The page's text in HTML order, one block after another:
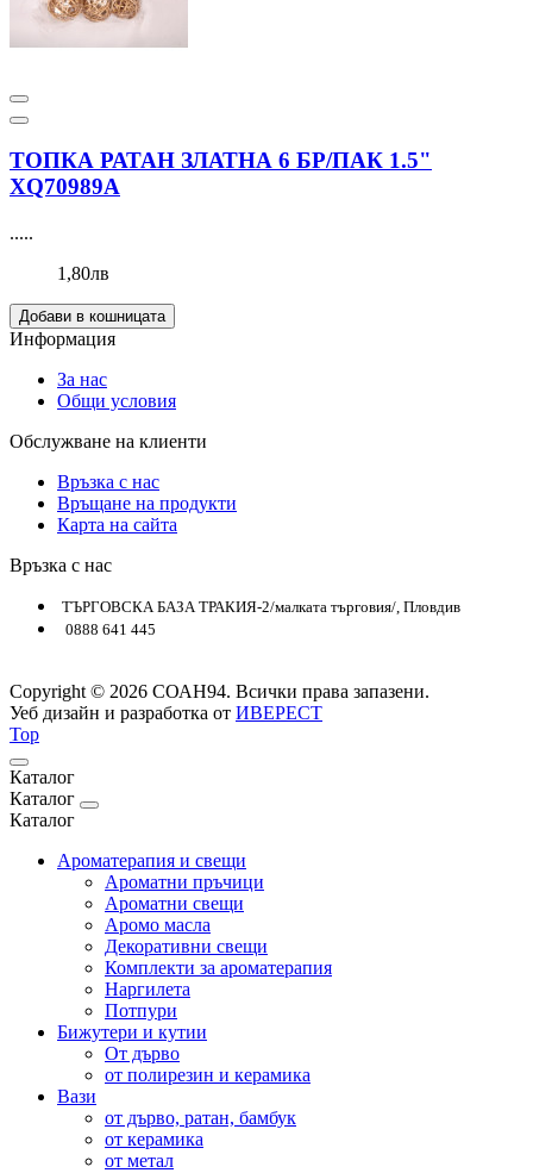
ТОПКА РАТАН ЗЛАТНА 6 БР/ПАК 1.5"
XQ70989А
.....
1,80лв
Добави в кошницата
Информация
За нас
Общи условия
Обслужване на клиенти
Връзка с нас
Връщане на продукти
Карта на сайта
Връзка с нас
ТЪРГОВСКА БАЗА ТРАКИЯ-2/малката търговия/, Пловдив
0888 641 445
Copyright © 2026 СОАН94. Всички права запазени.
Уеб дизайн и разработка от ИВЕРЕСТ
Top
Каталог
Каталог
Каталог
Ароматерапия и свещи
Ароматни пръчици
Ароматни свещи
Аромо масла
Декоративни свещи
Комплекти за ароматерапия
Наргилета
Потпури
Бижутери и кутии
От дърво
от полирезин и керамика
Вази
от дърво, ратан, бамбук
от керамика
от метал